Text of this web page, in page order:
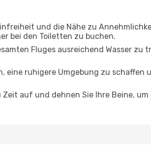
und die Nähe zu
bei den Toiletten zu buchen.
Fluges ausreichend Wasser zu
eine ruhigere Umgebung zu schaffen
Zeit auf und dehnen Sie Ihre Beine,